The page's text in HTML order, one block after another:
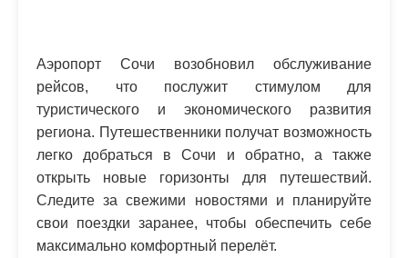
Аэропорт Сочи возобновил обслуживание
рейсов, что послужит стимулом для
туристического и экономического развития
региона. Путешественники получат возможность
легко добраться в Сочи и обратно, а также
открыть новые горизонты для путешествий.
Следите за свежими новостями и планируйте
свои поездки заранее, чтобы обеспечить себе
максимально комфортный перелёт.